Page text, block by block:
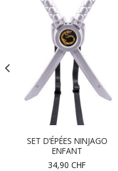
SET D’ÉPÉES NINJAGO
ENFANT
34,90 CHF